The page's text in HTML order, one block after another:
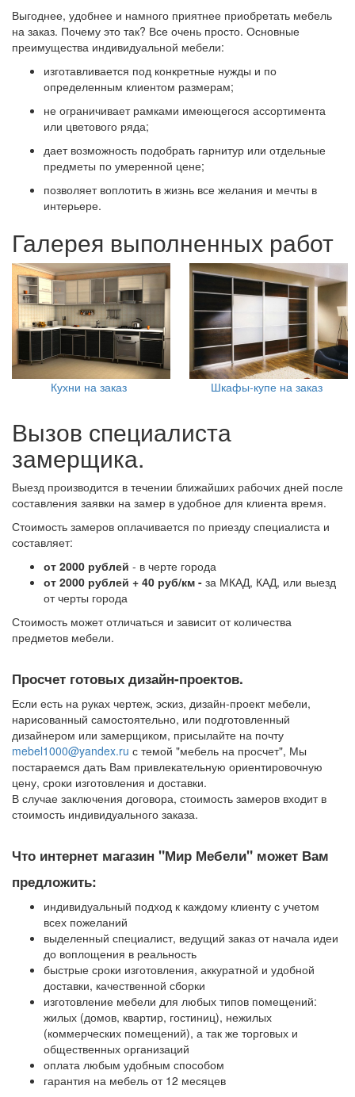
Выгоднее, удобнее и намного приятнее приобретать мебель
на заказ. Почему это так? Все очень просто. Основные
преимущества индивидуальной мебели:
изготавливается под конкретные нужды и по
определенным клиентом размерам;
не ограничивает рамками имеющегося ассортимента
или цветового ряда;
дает возможность подобрать гарнитур или отдельные
предметы по умеренной цене;
позволяет воплотить в жизнь все желания и мечты в
интерьере.
Галерея выполненных работ
Кухни на заказ Шкафы-купе на заказ
Вызов специалиста
замерщика.
Выезд производится в течении ближайших рабочих дней после
составления заявки на замер в удобное для клиента время.
Стоимость замеров оплачивается по приезду специалиста и
составляет:
от 2000 рублей - в черте города
от 2000 рублей + 40 руб/км - за МКАД, КАД, или выезд
от черты города
Стоимость может отличаться и зависит от количества
предметов мебели.
Просчет готовых дизайн-проектов.
Если есть на руках чертеж, эскиз, дизайн-проект мебели,
нарисованный самостоятельно, или подготовленный
дизайнером или замерщиком, присылайте на почту
mebel1000@yandex.ru с темой "мебель на просчет", Мы
постараемся дать Вам привлекательную ориентировочную
цену, сроки изготовления и доставки.
В случае заключения договора, стоимость замеров входит в
стоимость индивидуального заказа.
Что интернет магазин "Мир Мебели" может Вам
предложить:
индивидуальный подход к каждому клиенту с учетом
всех пожеланий
выделенный специалист, ведущий заказ от начала идеи
до воплощения в реальность
быстрые сроки изготовления, аккуратной и удобной
доставки, качественной сборки
изготовление мебели для любых типов помещений:
жилых (домов, квартир, гостиниц), нежилых
(коммерческих помещений), а так же торговых и
общественных организаций
оплата любым удобным способом
гарантия на мебель от 12 месяцев